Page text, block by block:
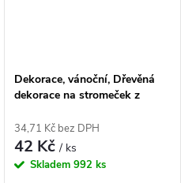
Dekorace, vánoční, Dřevěná
dekorace na stromeček z
1ks
34,71 Kč bez DPH
42 Kč/ ks
Skladem 992 ks